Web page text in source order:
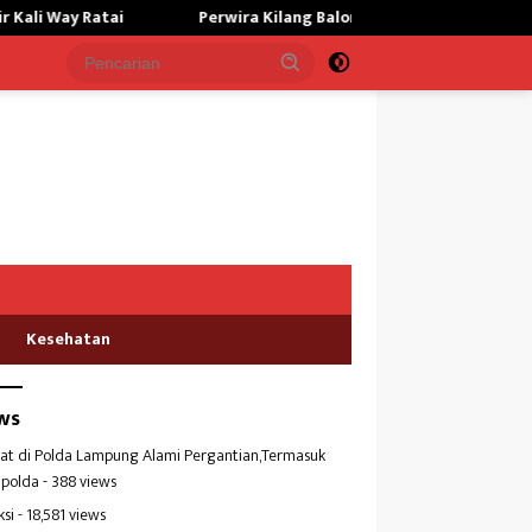
Kilang Balongan Gelar Doa Bersama, Perkuat Integritas
Kesehatan
di Polda Lampung Alami Pergantian,Termasuk
- 388 views
- 18,581 views